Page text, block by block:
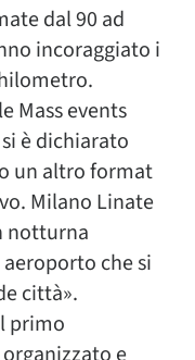
dal 90 ad
incoraggiato i
Mass events
si è dichiarato
un altro format
Milano Linate
notturna
che si
città».
primo